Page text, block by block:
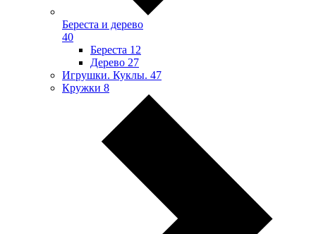
Береста и дерево
40
Береста 12
Дерево 27
Игрушки. Куклы. 47
Кружки 8